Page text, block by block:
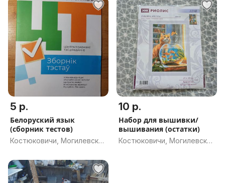
5 р.
Белоруский язык
(сборник тестов)
Костюковичи, Могилевская
10 р.
Набор для вышивки/
вышивания (остатки)
Костюковичи, Могилевская